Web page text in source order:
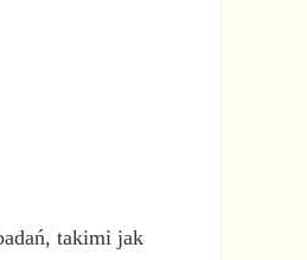
takimi jak